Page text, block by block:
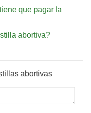
que pagar la
abortiva?
abortivas